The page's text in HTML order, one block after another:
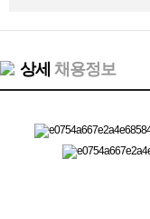
상세 채용정보